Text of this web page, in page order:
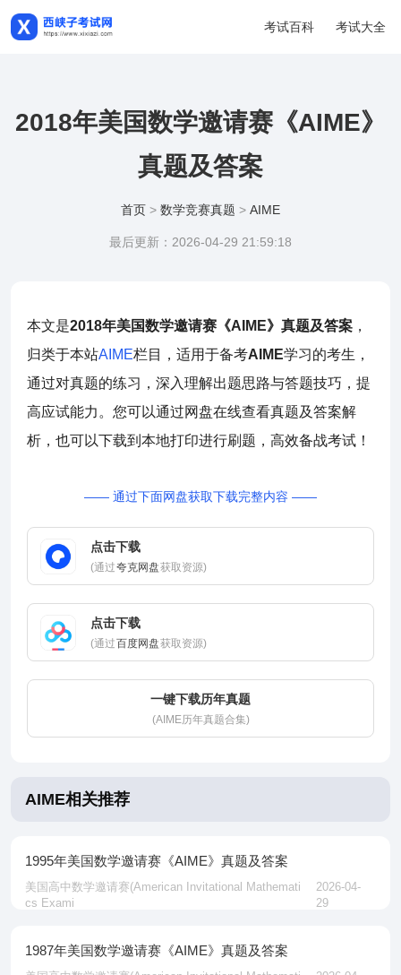
考试百科 考试大全
2018年美国数学邀请赛《AIME》
真题及答案
首页 > 数学竞赛真题 > AIME
最后更新：2026-04-29 21:59:18
本文是2018年美国数学邀请赛《AIME》真题及答案 ，
归类于本站AIME栏目，适用于备考AIME学习的考生，
通过对真题的练习，深入理解出题思路与答题技巧，提
高应试能力。您可以通过网盘在线查看真题及答案解
析，也可以下载到本地打印进行刷题，高效备战考试！
—— 通过下面网盘获取下载完整内容 ——
点击下载
(通过夸克网盘获取资源)
点击下载
(通过百度网盘获取资源)
一键下载历年真题
(AIME历年真题合集)
AIME相关推荐
1995年美国数学邀请赛《AIME》真题及答案
美国高中数学邀请赛‌(American Invitational Mathemati
cs Exami
2026-04-
29
1987年美国数学邀请赛《AIME》真题及答案